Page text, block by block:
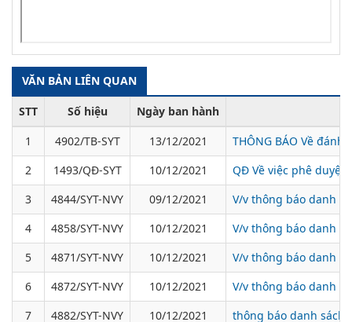
VĂN BẢN LIÊN QUAN
STT Số hiệu
Ngày ban hành
1
4902/TB-SYT 13/12/2021
THÔNG BÁO Về
2
1493/QĐ-SYT 10/12/2021
QĐ Về việc phê duyệt
3
4844/SYT-NVY 09/12/2021
V/v thông báo danh
4
4858/SYT-NVY 10/12/2021
V/v thông báo danh
5
4871/SYT-NVY 10/12/2021
V/v thông báo danh
6
4872/SYT-NVY 10/12/2021
V/v thông báo danh
7
4882/SYT-NVY 10/12/2021 thông báo danh sách